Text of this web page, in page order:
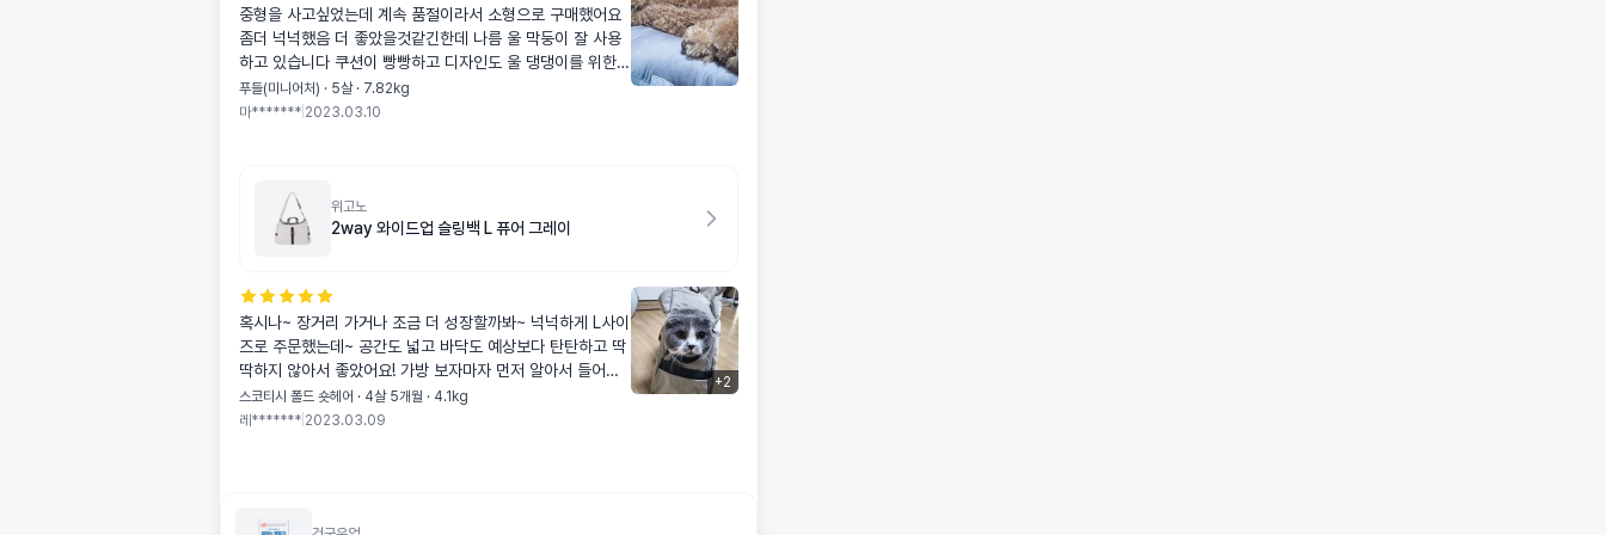
중형을 사고싶었는데 계속 품절이라서 소형으로 구매했어요
좀더 넉넉했음 더 좋았을것같긴한데 나름 울 막둥이 잘 사용
하고 있습니다 쿠션이 빵빵하고 디자인도 울 댕댕이를 위한
디자인으로 만드신거같네요 너무 만족합니다
푸들(미니어처) · 5살 · 7.82kg
마******* 2023.03.10
위고노
2way 와이드업 슬링백 L 퓨어 그레이
혹시나~ 장거리 가거나 조금 더 성장할까봐~ 넉넉하게 L사이
즈로 주문했는데~ 공간도 넓고 바닥도 예상보다 탄탄하고 딱
딱하지 않아서 좋았어요! 가방 보자마자 먼저 알아서 들어갔
네요!^-^ 사진보다 실물이 더 크고 여유 많고 튼튼해요! 참고
로 레이는 4.1키로 랍니다!^-^ 전 강추해요🤩
스코티시 폴드 숏헤어 · 4살 5개월 · 4.1kg
레******* 2023.03.09
+2